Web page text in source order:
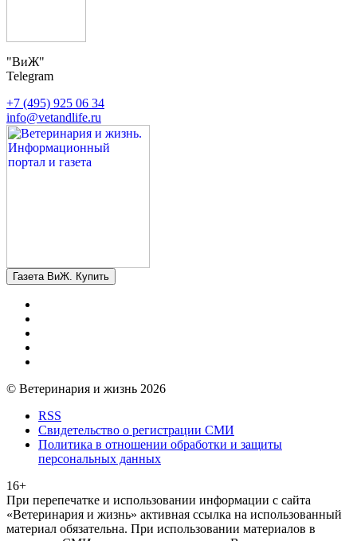
"ВиЖ"
Telegram
+7 (495) 925 06 34
info@vetandlife.ru
Газета ВиЖ. Купить
© Ветеринария и жизнь 2026
RSS
Свидетельство о регистрации СМИ
Политика в отношении обработки и защиты
персональных данных
16+
При перепечатке и использовании информации с сайта
«Ветеринария и жизнь» активная ссылка на использованный
материал обязательна. При использовании материалов в